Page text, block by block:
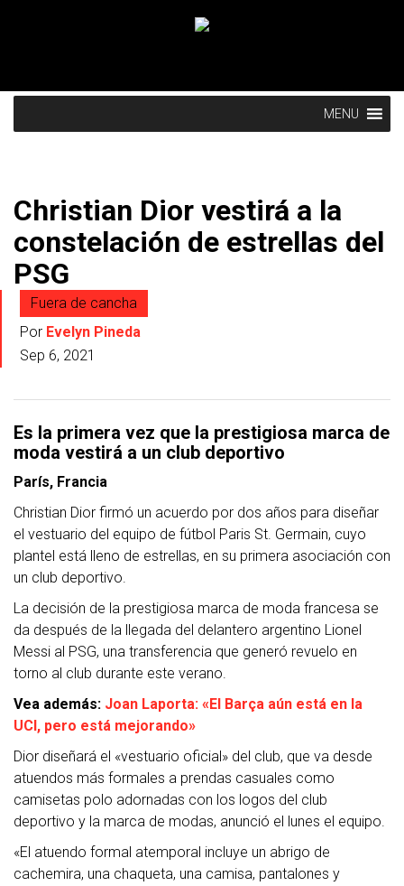
MENU
Christian Dior vestirá a la
constelación de estrellas del
PSG
Fuera de cancha
Por Evelyn Pineda
Sep 6, 2021
Es la primera vez que la prestigiosa marca de
moda vestirá a un club deportivo
París, Francia
Christian Dior firmó un acuerdo por dos años para diseñar
el vestuario del equipo de fútbol Paris St. Germain, cuyo
plantel está lleno de estrellas, en su primera asociación con
un club deportivo.
La decisión de la prestigiosa marca de moda francesa se
da después de la llegada del delantero argentino Lionel
Messi al PSG, una transferencia que generó revuelo en
torno al club durante este verano.
Vea además: Joan Laporta: «El Barça aún está en la
UCI, pero está mejorando»
Dior diseñará el «vestuario oficial» del club, que va desde
atuendos más formales a prendas casuales como
camisetas polo adornadas con los logos del club
deportivo y la marca de modas, anunció el lunes el equipo.
«El atuendo formal atemporal incluye un abrigo de
cachemira, una chaqueta, una camisa, pantalones y